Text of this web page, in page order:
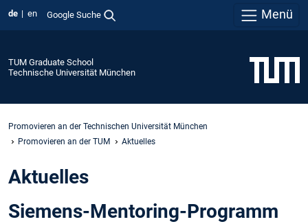
de en Google Suche Menü
TUM Graduate School
Technische Universität München
Promovieren an der Technischen Universität München
Promovieren an der TUM
Aktuelles
Aktuelles
Siemens-Mentoring-Programm